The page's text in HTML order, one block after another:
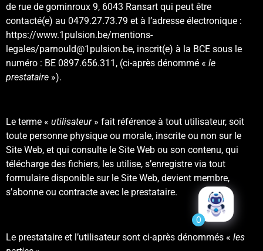
de rue de gominroux 9, 6043 Ransart qui peut être
contacté(e) au 0479.27.73.79 et à l’adresse électronique :
https://www.1pulsion.be/mentions-
legales/parnould@1pulsion.be, inscrit(e) à la BCE sous le
numéro : BE 0897.656.311, (ci-après dénommé « le
prestataire »).
Le terme « utilisateur » fait référence à tout utilisateur, soit
toute personne physique ou morale, inscrite ou non sur le
Site Web, et qui consulte le Site Web ou son contenu, qui
télécharge des fichiers, les utilise, s’enregistre via tout
formulaire disponible sur le Site Web, devient membre,
s’abonne ou contracte avec le prestataire.
Le prestataire et l’utilisateur sont ci-après dénommés « les
0